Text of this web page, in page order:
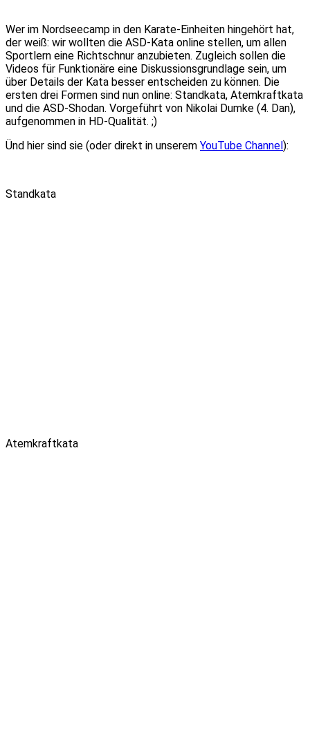
Wer im Nordseecamp in den Karate-Einheiten hingehört hat,
der weiß: wir wollten die ASD-Kata online stellen, um allen
Sportlern eine Richtschnur anzubieten. Zugleich sollen die
Videos für Funktionäre eine Diskussionsgrundlage sein, um
über Details der Kata besser entscheiden zu können. Die
ersten drei Formen sind nun online: Standkata, Atemkraftkata
und die ASD-Shodan. Vorgeführt von Nikolai Dumke (4. Dan),
aufgenommen in HD-Qualität. ;)
Ünd hier sind sie (oder direkt in unserem YouTube Channel):
Standkata
Atemkraftkata